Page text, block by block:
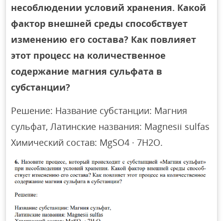
несоблюдении условий хранения. Какой
фактор внешней среды способствует
изменению его состава? Как повлияет
этот процесс на количественное
содержание магния сульфата в
субстанции?
Решение: Название субстанции: Магния
сульфат, Латинские названия: Magnesii sulfas
Химический состав: MgSO4 · 7H2O.